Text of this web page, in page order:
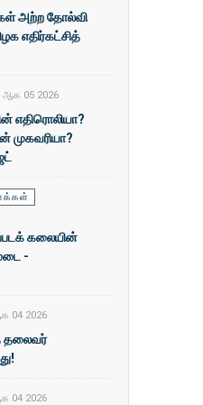
அற்ற தோல்வி
எதிர்கட்சித்
ஆக 05 2026
எதிரொலியா?
முகவரியா?
கலையின்
-
04 2026
தலைவர்
04 2026